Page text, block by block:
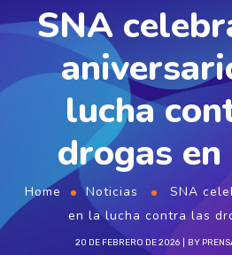
SNA
lucha
drogas
Home Noticias
SNA
en la lucha contra las
20 DE FEBRERO DE 2026 BY